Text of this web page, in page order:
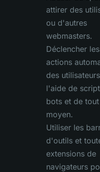
attirer des
ou d'autres
webmasters.
Déclencher les
actions
des
l'aide de
bots et de
moyen.
Utiliser les
d'outils et
extensions de
navigateurs